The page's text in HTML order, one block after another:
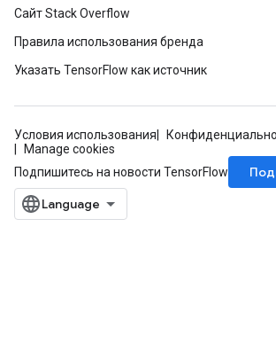
Сайт Stack Overflow
Правила использования бренда
Указать TensorFlow как источник
Условия использования
Manage cookies
Подпишитесь на новости TensorFlow